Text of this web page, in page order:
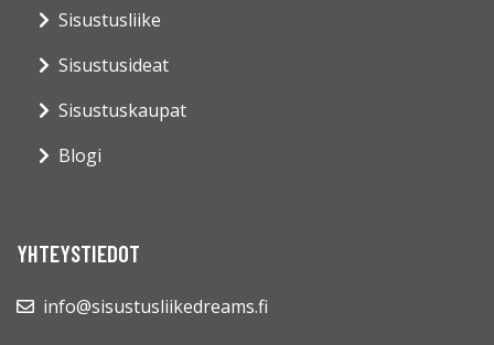
Sisustusliike
Sisustusideat
Sisustuskaupat
Blogi
YHTEYSTIEDOT
info@sisustusliikedreams.fi